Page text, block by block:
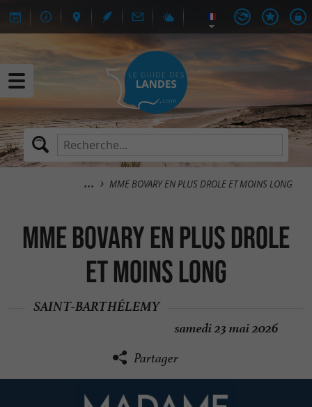
MME BOVARY EN PLUS DROLE ET MOINS LONG
MME BOVARY EN PLUS DROLE
ET MOINS LONG
SAINT-BARTHÉLEMY
samedi 23 mai 2026
Partager